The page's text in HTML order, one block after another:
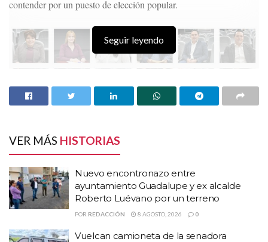
contender por un puesto de elección popular.
Seguir leyendo
VER MÁS HISTORIAS
Nuevo encontronazo entre
ayuntamiento Guadalupe y ex alcalde
Roberto Luévano por un terreno
POR REDACCIÓN 8 AGOSTO, 2026 0
Vuelcan camioneta de la senadora